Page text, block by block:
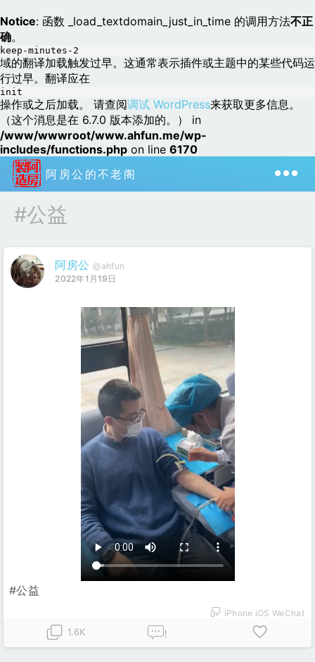
Notice: 函数 _load_textdomain_just_in_time 的调用方法不正
确。
keep-minutes-2
域的翻译加载触发过早。这通常表示插件或主题中的某些代码运
行过早。翻译应在
init
操作或之后加载。 请查阅调试 WordPress来获取更多信息。
（这个消息是在 6.7.0 版本添加的。） in
/www/wwwroot/www.ahfun.me/wp-
includes/functions.php on line 6170
阿房公的不老阁
#公益
阿房公 @ahfun
2022年1月19日
#公益
iPhone iOS WeChat
1.6K
!